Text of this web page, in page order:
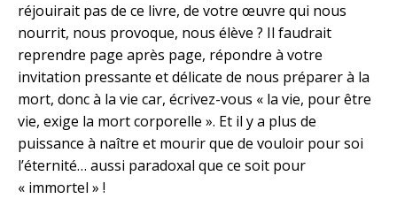
réjouirait pas de ce livre, de votre œuvre qui nous
nourrit, nous provoque, nous élève ? Il faudrait
reprendre page après page, répondre à votre
invitation pressante et délicate de nous préparer à la
mort, donc à la vie car, écrivez-vous « la vie, pour être
vie, exige la mort corporelle ». Et il y a plus de
puissance à naître et mourir que de vouloir pour soi
l’éternité… aussi paradoxal que ce soit pour
« immortel » !